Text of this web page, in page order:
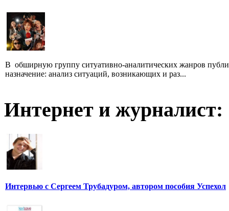
В обширную группу ситуативно-аналитических жанров
назначение: анализ ситуаций, возникающих и раз...
Интернет и журналист:
Интервью с Сергеем Трубадуром, автором пособия Успехол